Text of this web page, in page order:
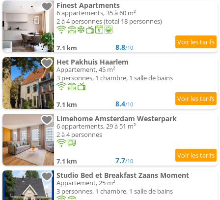
Finest Apartments
6 appartements, 35 à 60 m²
2 à 4 personnes (total 18 personnes)
7.1 km 8.8/10
Het Pakhuis Haarlem
Appartement, 45 m²
3 personnes, 1 chambre, 1 salle de bains
7.1 km 8.4/10
Limehome Amsterdam Westerpark
6 appartements, 29 à 51 m²
2 à 4 personnes
7.1 km 7.7/10
Studio Bed et Breakfast Zaans Moment
Appartement, 25 m²
3 personnes, 1 chambre, 1 salle de bains